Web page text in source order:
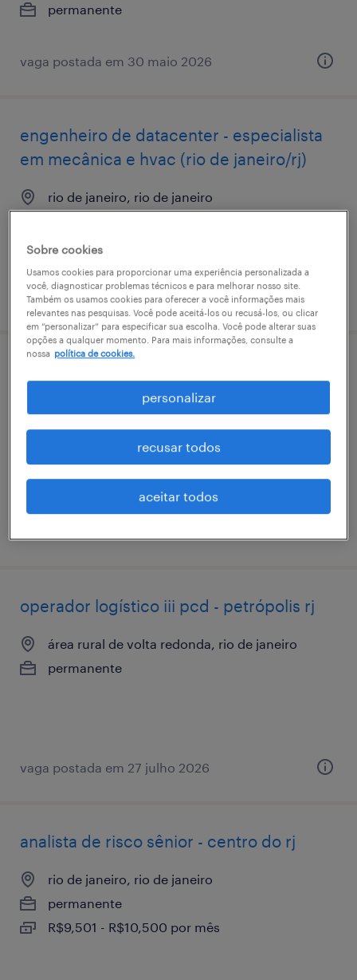
permanente
vaga postada em 30 maio 2026
engenheiro de datacenter - especialista
em mecânica e hvac (rio de janeiro/rj)
rio de janeiro, rio de janeiro
vaga postada em 30 maio 2026
área rural de volta redonda, rio de janeiro
permanente
operador logístico iii pcd - petrópolis rj
área rural de volta redonda, rio de janeiro
permanente
vaga postada em 27 julho 2026
analista de risco sênior - centro do rj
rio de janeiro, rio de janeiro
permanente
R$9,501 - R$10,500 por mês
Sobre cookies
Usamos cookies para proporcionar uma experiência personalizada a
você, diagnosticar problemas técnicos e para melhorar nosso site.
Também os usamos cookies para oferecer a você informações mais
relevantes nas pesquisas. Você pode aceitá-los ou recusá-los, ou clicar
em “personalizar” para especificar sua escolha. Você pode alterar suas
opções a qualquer momento. Para mais informações, consulte a
nossa política de cookies.
personalizar
recusar todos
aceitar todos